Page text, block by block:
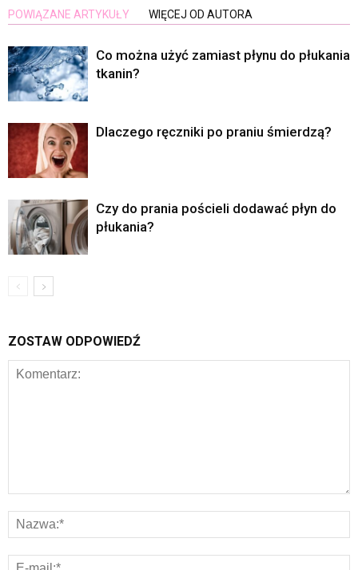
POWIĄZANE ARTYKUŁY WIĘCEJ OD AUTORA
Co można użyć zamiast płynu do płukania
tkanin?
Dlaczego ręczniki po praniu śmierdzą?
Czy do prania pościeli dodawać płyn do
płukania?
ZOSTAW ODPOWIEDŹ